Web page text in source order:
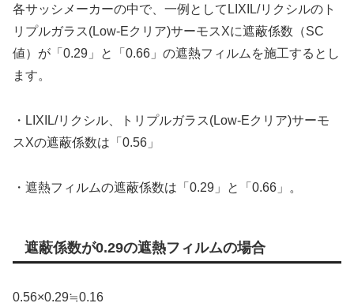
各サッシメーカーの中で、一例としてLIXIL/リクシルのト
リプルガラス(Low-Eクリア)サーモスXに遮蔽係数（SC
値）が「0.29」と「0.66」の遮熱フィルムを施工するとし
ます。
・LIXIL/リクシル、トリプルガラス(Low-Eクリア)サーモ
スXの遮蔽係数は「0.56」
・遮熱フィルムの遮蔽係数は「0.29」と「0.66」。
遮蔽係数が0.29の遮熱フィルムの場合
0.56×0.29≒0.16